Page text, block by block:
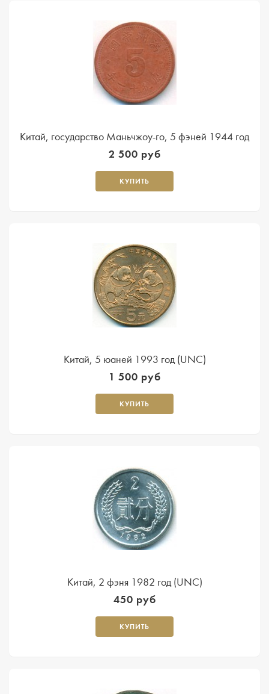
Китай, государство Маньчжоу-го, 5 фэней 1944 год
2 500 руб
КУПИТЬ
Китай, 5 юаней 1993 год (UNC)
1 500 руб
КУПИТЬ
Китай, 2 фэня 1982 год (UNC)
450 руб
КУПИТЬ